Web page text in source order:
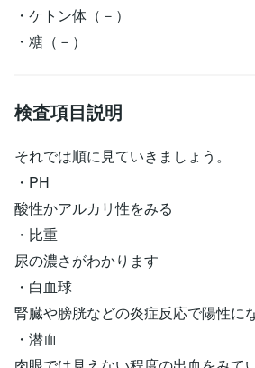
・ケトン体（－）
・糖（－）
検査項目説明
それでは順に見ていきましょう。
・PH
酸性かアルカリ性をみる
・比重
尿の濃さがわかります
・白血球
腎臓や膀胱などの炎症反応で陽性に
・潜血